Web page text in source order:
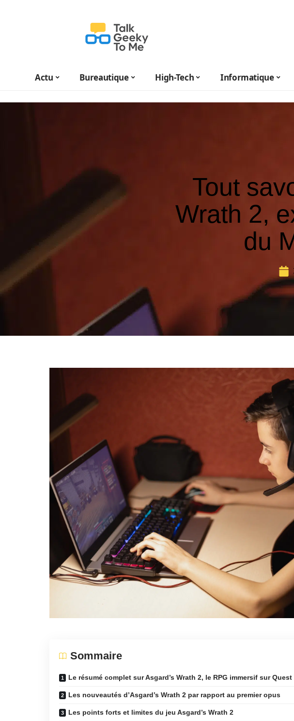
Actu Bureautique High-Tech Informatique
Tout
Wrath 2,
du
Sommaire
Le résumé complet sur Asgard’s Wrath 2, le RPG immersif sur Quest
Les nouveautés d’Asgard’s Wrath 2 par rapport au premier opus
Les points forts et limites du jeu Asgard’s Wrath 2